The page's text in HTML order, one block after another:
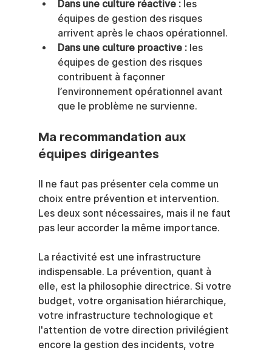
Dans une culture réactive : les
équipes de gestion des risques
arrivent après le chaos opérationnel.
Dans une culture proactive : les
équipes de gestion des risques
contribuent à façonner
l’environnement opérationnel avant
que le problème ne survienne.
Ma recommandation aux
équipes dirigeantes
Il ne faut pas présenter cela comme un
choix entre prévention et intervention.
Les deux sont nécessaires, mais il ne faut
pas leur accorder la même importance.
La réactivité est une infrastructure
indispensable. La prévention, quant à
elle, est la philosophie directrice. Si votre
budget, votre organisation hiérarchique,
votre infrastructure technologique et
l'attention de votre direction privilégient
encore la gestion des incidents, votre